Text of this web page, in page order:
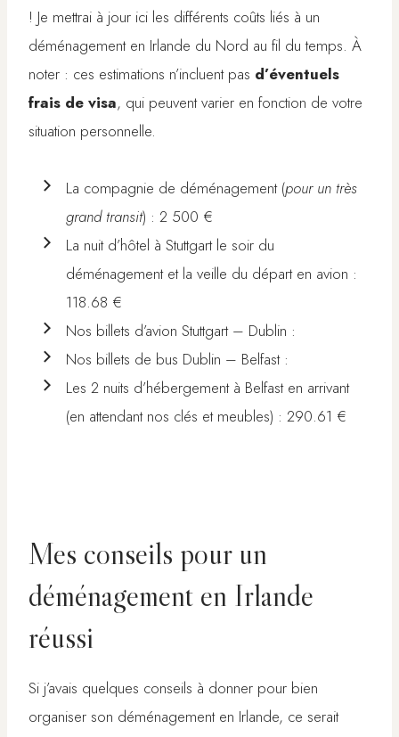
! Je mettrai à jour ici les différents coûts liés à un
déménagement en Irlande du Nord au fil du temps. À
noter : ces estimations n’incluent pas d’éventuels
frais de visa, qui peuvent varier en fonction de votre
situation personnelle.
La compagnie de déménagement (pour un très
grand transit) : 2 500 €
La nuit d’hôtel à Stuttgart le soir du
déménagement et la veille du départ en avion :
118.68 €
Nos billets d’avion Stuttgart – Dublin :
Nos billets de bus Dublin – Belfast :
Les 2 nuits d’hébergement à Belfast en arrivant
(en attendant nos clés et meubles) : 290.61 €
Mes conseils pour un
déménagement en Irlande
réussi
Si j’avais quelques conseils à donner pour bien
organiser son déménagement en Irlande, ce serait